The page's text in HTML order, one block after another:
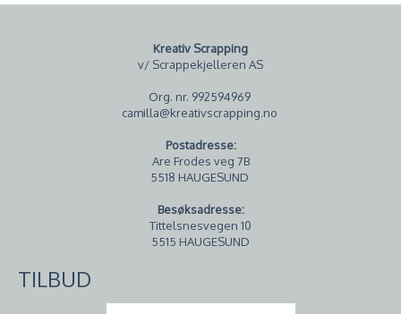
Kreativ Scrapping
v/ Scrappekjelleren AS
Org. nr. 992594969
camilla@kreativscrapping.no
Postadresse:
Are Frodes veg 7B
5518 HAUGESUND
Besøksadresse:
Tittelsnesvegen 10
5515 HAUGESUND
TILBUD